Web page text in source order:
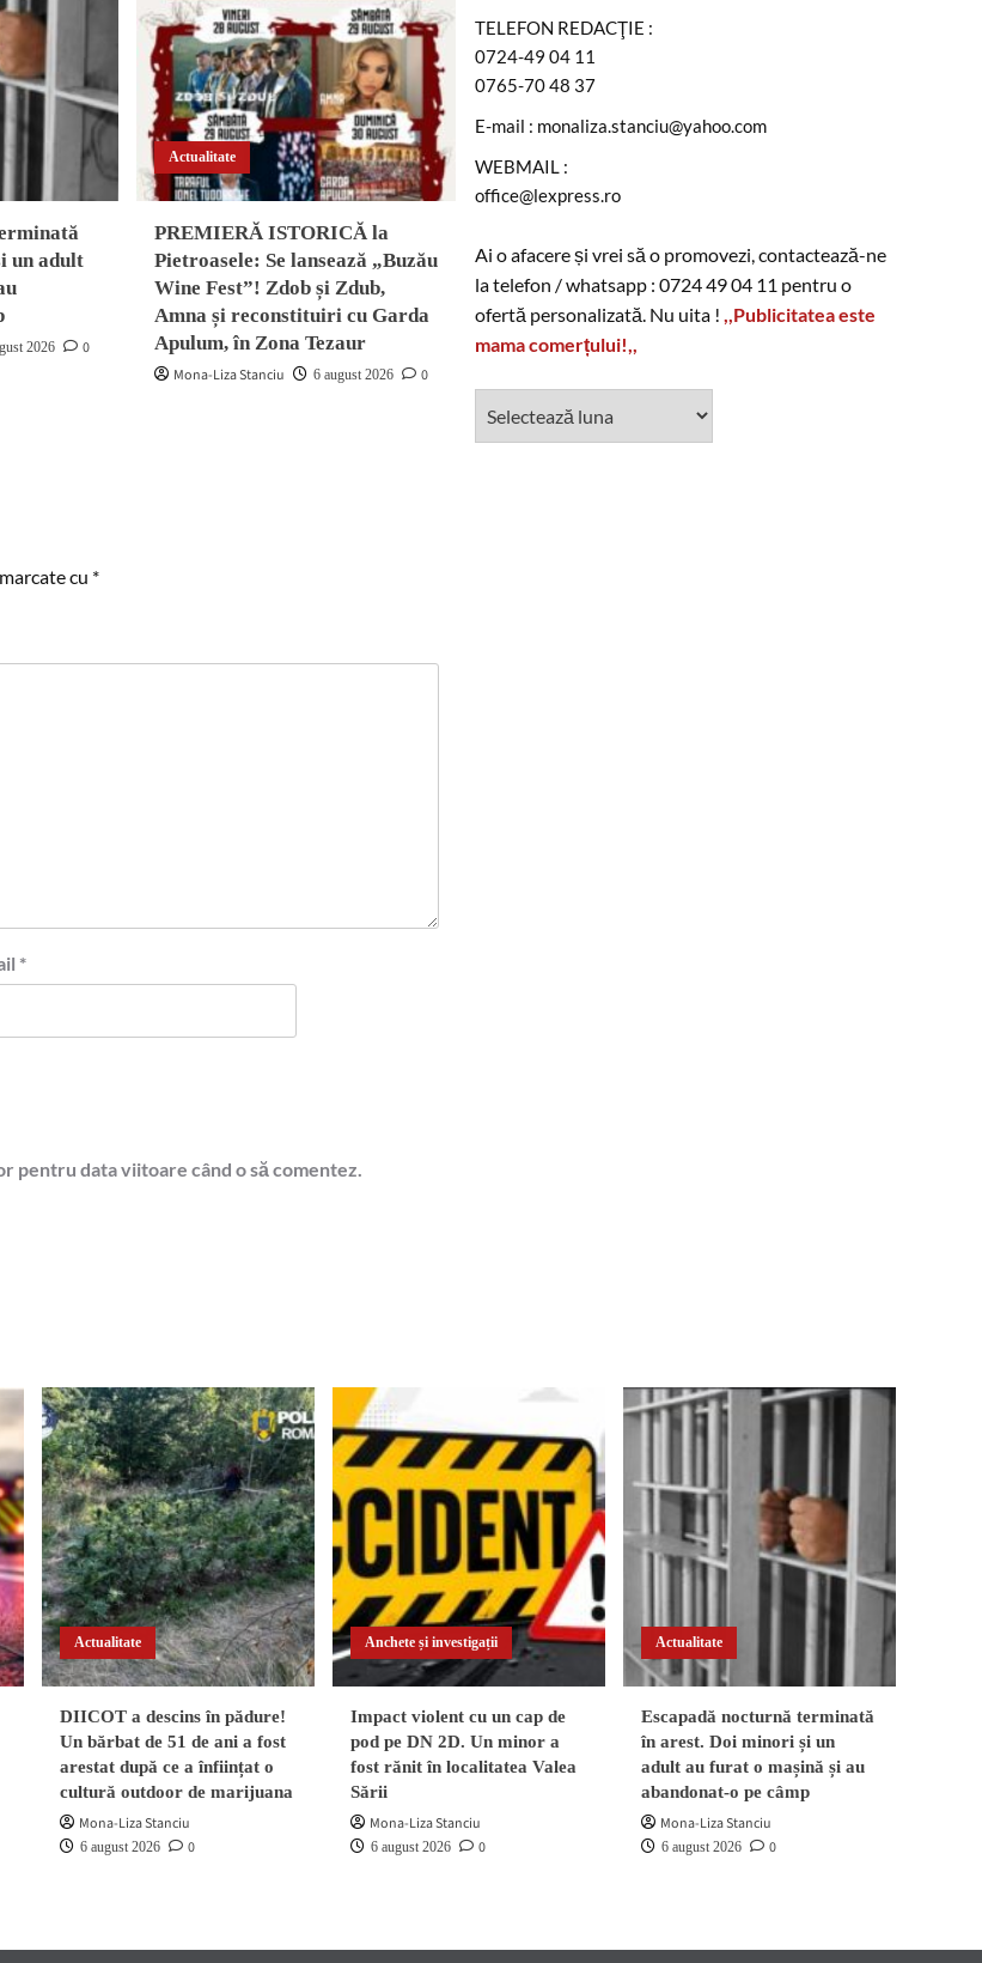
un adult
2026 0
Actualitate
PREMIERĂ ISTORICĂ la
Pietroasele: Se lansează „Buzău
Wine Fest”! Zdob și Zdub,
Amna și reconstituiri cu Garda
Apulum, în Zona Tezaur
Mona-Liza Stanciu 6 august 2026 0
cu *
*
pentru data viitoare când o să comentez.
TELEFON REDACŢIE :
0724-49 04 11
0765-70 48 37
E-mail : monaliza.stanciu@yahoo.com
WEBMAIL :
office@lexpress.ro
Ai o afacere și vrei să o promovezi, contactează-ne
la telefon / whatsapp : 0724 49 04 11 pentru o
ofertă personalizată. Nu uita ! ,,Publicitatea este
mama comerțului!,,
Actualitate
DIICOT a descins în pădure!
Un bărbat de 51 de ani a fost
arestat după ce a înființat o
cultură outdoor de marijuana
Mona-Liza Stanciu
6 august 2026 0
Anchete și investigații
Impact violent cu un cap de
pod pe DN 2D. Un minor a
fost rănit în localitatea Valea
Sării
Mona-Liza Stanciu
6 august 2026 0
Actualitate
Escapadă nocturnă terminată
în arest. Doi minori și un
adult au furat o mașină și au
abandonat-o pe câmp
Mona-Liza Stanciu
6 august 2026 0